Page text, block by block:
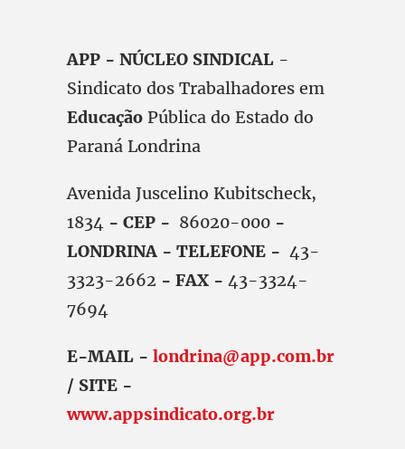
APP - NÚCLEO SINDICAL -
Sindicato dos Trabalhadores em
Educação Pública do Estado do
Paraná Londrina
Avenida Juscelino Kubitscheck,
1834 - CEP - 86020-000 -
LONDRINA - TELEFONE - 43-
3323-2662 - FAX - 43-3324-
7694
E-MAIL - londrina@app.com.br
/ SITE -
www.appsindicato.org.br